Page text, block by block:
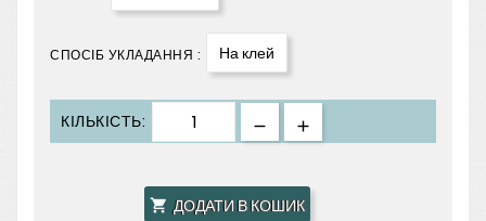
СПОСІБ УКЛАДАННЯ : На клей
КІЛЬКІСТЬ:
 ДОДАТИ В КОШИК